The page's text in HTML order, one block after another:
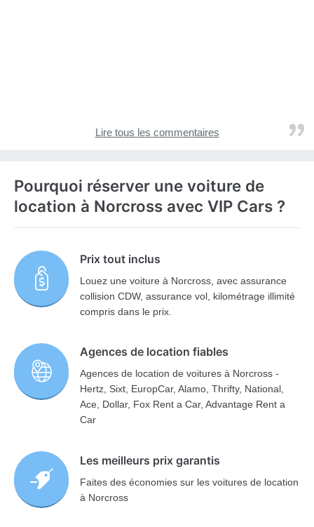
Lire tous les commentaires
Pourquoi réserver une voiture de
location à Norcross avec VIP Cars ?
Prix tout inclus
Louez une voiture à Norcross, avec assurance
collision CDW, assurance vol, kilométrage illimité
compris dans le prix.
Agences de location fiables
Agences de location de voitures à Norcross -
Hertz, Sixt, EuropCar, Alamo, Thrifty, National,
Ace, Dollar, Fox Rent a Car, Advantage Rent a
Car
Les meilleurs prix garantis
Faites des économies sur les voitures de location
à Norcross